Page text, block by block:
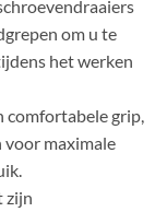
om u te
het werken
comfortabele grip,
voor maximale
zijn